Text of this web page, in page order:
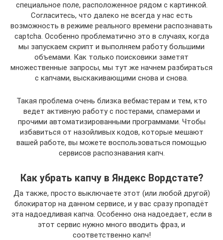
специальное поле, расположенное рядом с картинкой.
Согласитесь, что далеко не всегда у нас есть
возможность в режиме реального времени распознавать
captcha. Особенно проблематично это в случаях, когда
мы запускаем скрипт и выполняем работу большими
объемами. Как только поисковики заметят
множественные запросы, мы тут же начнем разбираться
с капчами, выскакивающими снова и снова.
Такая проблема очень близка вебмастерам и тем, кто
ведет активную работу с постерами, спамерами и
прочими автоматизированными программами. Чтобы
избавиться от назойливых кодов, которые мешают
вашей работе, вы можете воспользоваться помощью
сервисов распознавания капч.
Как убрать капчу в Яндекс Вордстате?
Да также, просто выключаете этот (или любой другой)
блокиратор на данном сервисе, и у вас сразу пропадёт
эта надоедливая капча. Особенно она надоедает, если в
этот сервис нужно много вводить фраз, и
соответственно капч!